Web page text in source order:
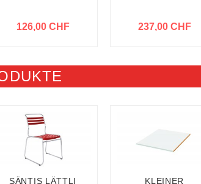
126,00 CHF 237,00 CHF
SÄNTIS LÄTTLI
KLEINER